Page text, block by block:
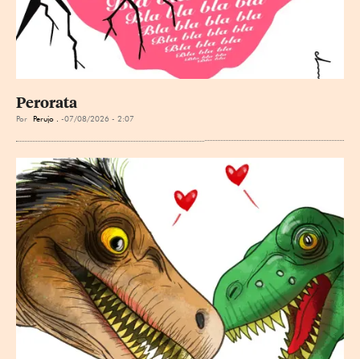
Perorata
Por Perujo . 07/08/2026 - 2:07